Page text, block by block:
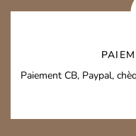
Paiement CB, Paypal,